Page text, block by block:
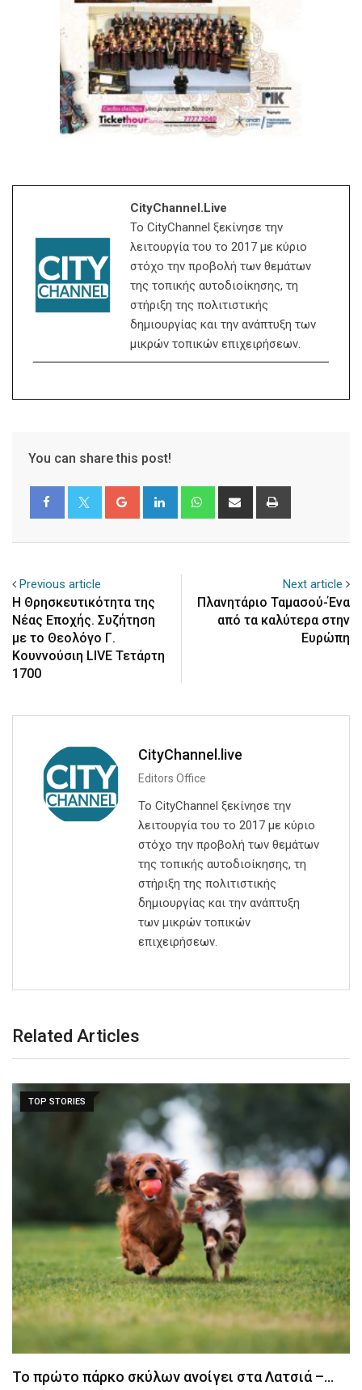
CityChannel.live
Το CityChannel ξεκίνησε την
λειτουργία του το 2017 με κύριο
στόχο την προβολή των θεμάτων
της τοπικής αυτοδιοίκησης, τη
στήριξη της πολιτιστικής
δημιουργίας και την ανάπτυξη των
μικρών τοπικών επιχειρήσεων.
You can share this post!
Google+ LinkedIn WhatsappShare
Previous article
Η Θρησκευτικότητα της
Νέας Εποχής. Συζήτηση
με το Θεολόγο Γ.
Κουννούσιη LIVE Τετάρτη
1700
Next article
Πλανητάριο Ταμασού-Ένα
από τα καλύτερα στην
Ευρώπη
CityChannel.live
Editors Office
Το CityChannel ξεκίνησε την
λειτουργία του το 2017 με κύριο
στόχο την προβολή των θεμάτων
της τοπικής αυτοδιοίκησης, τη
στήριξη της πολιτιστικής
δημιουργίας και την ανάπτυξη
των μικρών τοπικών
επιχειρήσεων.
Related Articles
TOP STORIES
Το πρώτο πάρκο σκύλων ανοίγει στα Λατσιά –…